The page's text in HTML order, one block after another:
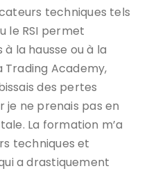
techniques tels
le RSI permet
la hausse ou à la
Trading Academy,
des pertes
je ne prenais pas en
La formation m’a
techniques et
a drastiquement